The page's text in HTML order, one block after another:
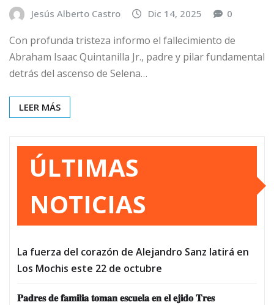
Jesús Alberto Castro Dic 14, 2025 0
Con profunda tristeza informo el fallecimiento de
Abraham Isaac Quintanilla Jr., padre y pilar fundamental
detrás del ascenso de Selena…
LEER MÁS
ÚLTIMAS
NOTICIAS
La fuerza del corazón de Alejandro Sanz latirá en
Los Mochis este 22 de octubre
𝐏𝐚𝐝𝐫𝐞𝐬 𝐝𝐞 𝐟𝐚𝐦𝐢𝐥𝐢𝐚 𝐭𝐨𝐦𝐚𝐧 𝐞𝐬𝐜𝐮𝐞𝐥𝐚 𝐞𝐧 𝐞𝐥 𝐞𝐣𝐢𝐝𝐨 𝐓𝐫𝐞𝐬